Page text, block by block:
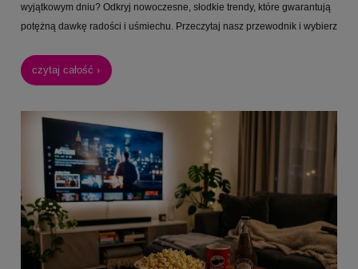
wyjątkowym dniu? Odkryj nowoczesne, słodkie trendy, które gwarantują
potężną dawkę radości i uśmiechu. Przeczytaj nasz przewodnik i wybierz
czytaj całość ›